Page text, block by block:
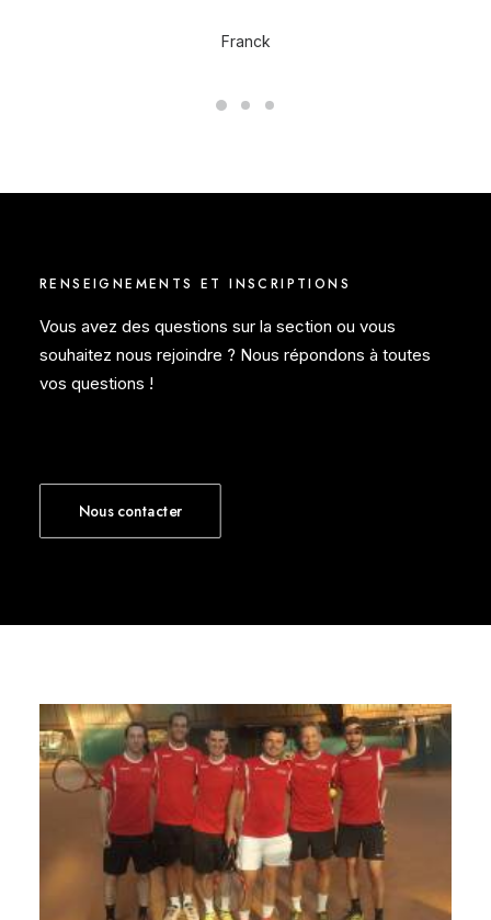
Franck
RENSEIGNEMENTS ET INSCRIPTIONS
Vous avez des questions sur la section ou vous
souhaitez nous rejoindre ? Nous répondons à toutes
vos questions !
Nous contacter